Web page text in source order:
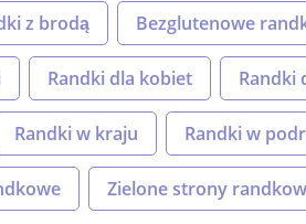
z brodą Bezglutenowe
Randki dla kobiet Randki
Randki w kraju Randki w
Zielone strony